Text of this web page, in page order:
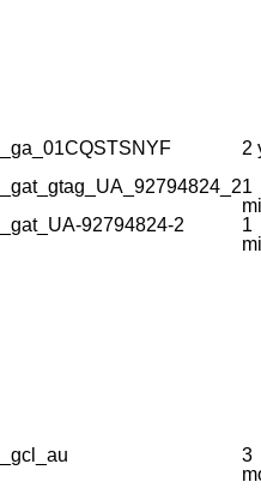
_ga_01CQSTSNYF
2
_gat_gtag_UA_92794824_21
_gat_UA-92794824-2
1
_gcl_au
3